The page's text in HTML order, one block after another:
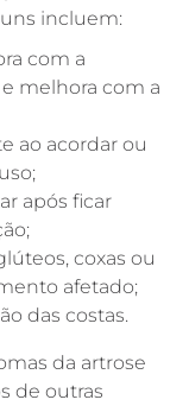
incluem:
com a
melhora com a
ao acordar ou
após ficar
coxas ou
afetado;
das costas.
da artrose
de outras